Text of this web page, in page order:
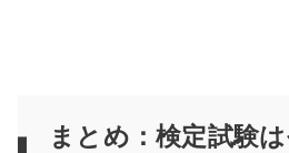
まとめ：検定試験